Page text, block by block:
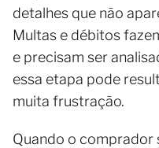
detalhes que não
Multas e débitos
e precisam ser
essa etapa pode
muita frustração.
Quando o comprador